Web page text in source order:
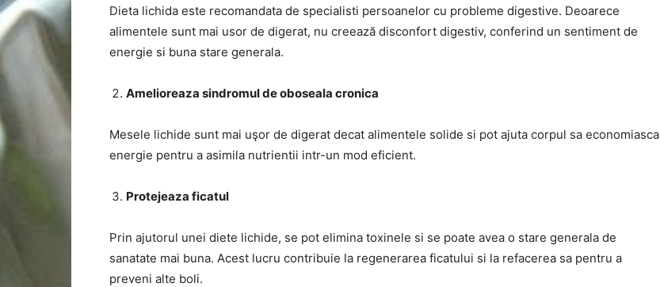
Dieta lichida este recomandata de specialisti persoanelor cu probleme digestive. Deoarece
alimentele sunt mai usor de digerat, nu creează disconfort digestiv, conferind un sentiment de
energie si buna stare generala.
Amelioreaza sindromul de oboseala cronica
Mesele lichide sunt mai uşor de digerat decat alimentele solide si pot ajuta corpul sa economiasca
energie pentru a asimila nutrientii intr-un mod eficient.
Protejeaza ficatul
Prin ajutorul unei diete lichide, se pot elimina toxinele si se poate avea o stare generala de
sanatate mai buna. Acest lucru contribuie la regenerarea ficatului si la refacerea sa pentru a
preveni alte boli.